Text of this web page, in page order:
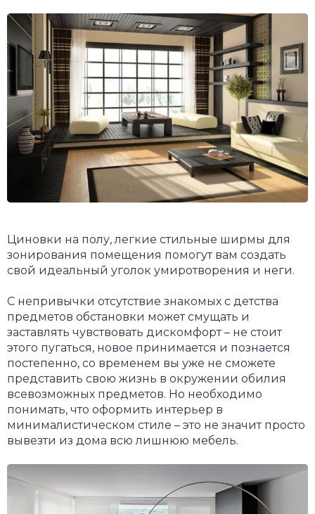
Циновки на полу, легкие стильные ширмы для
зонирования помещения помогут вам создать
свой идеальный уголок умиротворения и неги.
С непривычки отсутствие знакомых с детства
предметов обстановки может смущать и
заставлять чувствовать дискомфорт – не стоит
этого пугаться, новое принимается и познается
постепенно, со временем вы уже не сможете
представить свою жизнь в окружении обилия
всевозможных предметов. Но необходимо
понимать, что оформить интерьер в
минималистическом стиле – это не значит просто
вывезти из дома всю лишнюю мебель.